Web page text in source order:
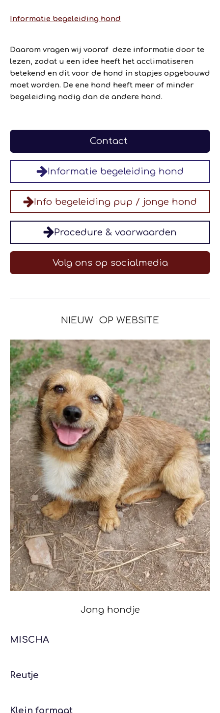
Informatie begeleiding hond
Daarom vragen wij vooraf deze informatie door te
lezen, zodat u een idee heeft het acclimatiseren
betekend en dit voor de hond in stapjes opgebouwd
moet worden. De ene hond heeft meer of minder
begeleiding nodig dan de andere hond.
Contact
Informatie begeleiding hond
Info begeleiding pup / jonge hond
Procedure & voorwaarden
Volg ons op socialmedia
NIEUW OP WEBSITE
Jong hondje
MISCHA
Reutje
Klein formaat